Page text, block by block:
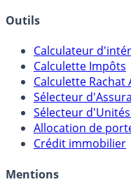
Banques &
Outils
Calculateur
Calculette Impôts
Calculette Rachat
Sélecteur
Sélecteur d'Unités
Crédit immobilier